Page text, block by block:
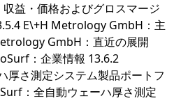
益・価格およびグロスマージ
E\+H Metrology GmbH：主
GmbH：直近の展開
：企業情報 13.6.2
さ測定システム製品ポートフ
：全自動ウェーハ厚さ測定